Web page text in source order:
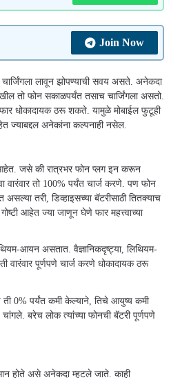
Join Now
चार्जिंगला लावून झोपण्याची सवय असते. अनेकदा
तो फोन सकाळपर्यंत तसाच चार्जिंगला असतो.
धोकादायक ठरू शकते. यामुळे मोबाईल फुटूही
ज्याबद्दल अनेकांना कल्पनाही नसेल.
आहेत. जसे की रात्रभर फोन प्लग इन करून
तो 100% पर्यंत चार्ज करणे. पण फोन
असल्या तरी, डिव्हाइसच्या बॅटरीसाठी तितक्याच
आहेत ज्या जाणून घेणे फार महत्त्वाच्या
आयन असतात. वैज्ञानिकदृष्ट्या, लिथियम-
वारंवार पूर्णपणे चार्ज करणे धोकादायक ठरू
ती 0% पर्यंत कमी केल्याने, तिचे आयुष्य कमी
बरेच लोक त्यांच्या फोनची बॅटरी पूर्णपणे
होते असे अनेकदा म्हटले जाते. काही